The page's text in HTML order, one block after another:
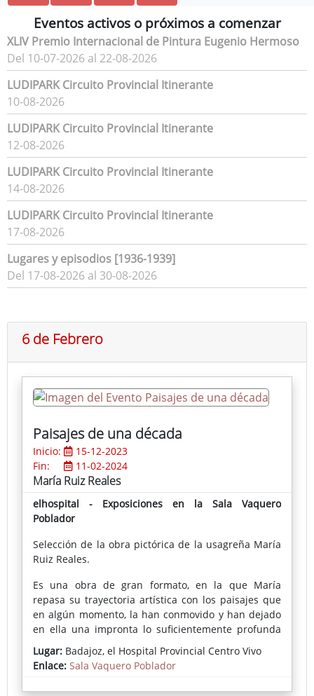
Eventos activos o próximos a comenzar
XLIV Premio Internacional de Pintura Eugenio Hermoso
Del 10-07-2026 al 22-08-2026
LUDIPARK Circuito Provincial Itinerante
10-08-2026
LUDIPARK Circuito Provincial Itinerante
12-08-2026
LUDIPARK Circuito Provincial Itinerante
14-08-2026
LUDIPARK Circuito Provincial Itinerante
17-08-2026
Lugares y episodios [1936-1939]
Del 17-08-2026 al 30-08-2026
6 de Febrero
Paisajes de una década
Inicio:
15-12-2023
Fin:
11-02-2024
María Ruiz Reales
elhospital - Exposiciones en la Sala Vaquero
Poblador
Selección de la obra pictórica de la usagreña María
Ruiz Reales.
Es una obra de gran formato, en la que María
repasa su trayectoria artística con los paisajes que
en algún momento, la han conmovido y han dejado
en ella una impronta lo suficientemente profunda
como para expresarlo en sus creaciones. Como ella
misma explica, son el gesto, el grafismo, la mancha y
la materia sus medios de expresión y de
comunicación con quienes visiten su exposición en
Lugar: Badajoz, el Hospital Provincial Centro Vivo
Enlace: Sala Vaquero Poblador